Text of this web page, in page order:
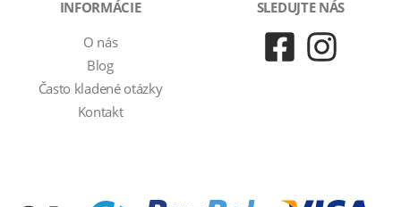
INFORMÁCIE
O nás
Blog
Často kladené otázky
Kontakt
SLEDUJTE NÁS